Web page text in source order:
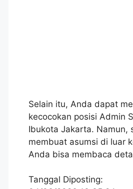
Selain itu, Anda dapat
kecocokan posisi Admin
Ibukota Jakarta. Namun,
membuat asumsi di luar
Anda bisa membaca
Tanggal Diposting: